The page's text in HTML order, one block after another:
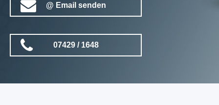
@ Email senden
07429 / 1648